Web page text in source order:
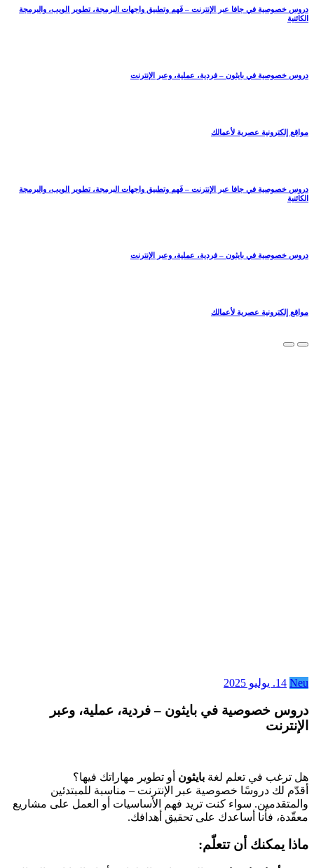
دروس خصوصية في جافا عبر الإنترنت – فَهم وتطبيق واجهات البرمجة، تطوير الويب، والبرمجة
الكائنية
دروس خصوصية في بايثون – فردية، عملية، وعبر الإنترنت
مواقع إلكترونية عصرية لأعمالك
دروس خصوصية في جافا عبر الإنترنت – فَهم وتطبيق واجهات البرمجة، تطوير الويب، والبرمجة
الكائنية
دروس خصوصية في بايثون – فردية، عملية، وعبر الإنترنت
مواقع إلكترونية عصرية لأعمالك
Neu 14. يوليو 2025
دروس خصوصية في بايثون – فردية، عملية، وعبر
الإنترنت
هل ترغب في تعلم لغة بايثون أو تطوير مهاراتك فيها؟
أقدّم لك دروسًا خصوصية عبر الإنترنت – مناسبة للمبتدئين
والمتقدمين. سواء كنت تريد فهم الأساسيات أو العمل على مشاريع
معقّدة، فأنا أساعدك على تحقيق أهدافك.
ماذا يمكنك أن تتعلّم: